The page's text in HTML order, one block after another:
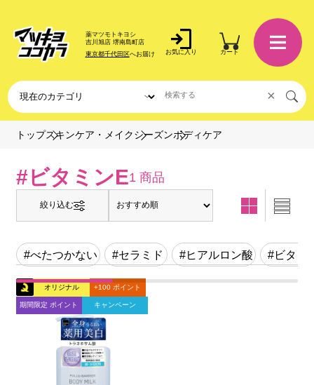
薬マツモトキヨシ
吉川旭店 堺南島町店
東京都千代田区へお届け お気に入り カート
×
トップスキンケア・メイク シーズンボディケア
#ビタミンE1 商品
絞り込む
#べたつかない #セラミド #ヒアルロン酸 #ビタミ
オリジナル +100 ポイント
期間限定 ポイント キャンペーン